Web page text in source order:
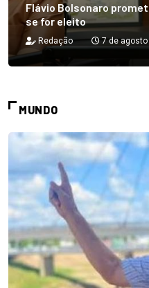
Flávio Bolsonaro
se for eleito
Redação 7 de agosto
MUNDO